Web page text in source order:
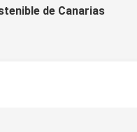
de Canarias